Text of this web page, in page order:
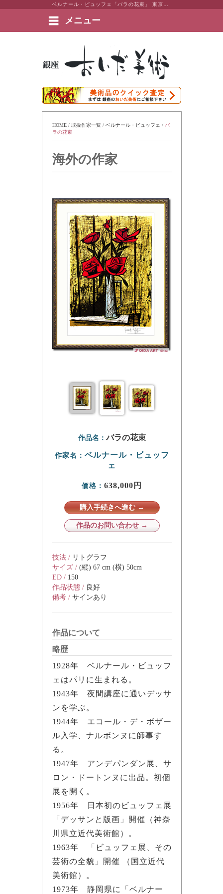
メニュー
絵画など美術品の販売と買取 | 東京・銀座 おいだ美術
HOME / 取扱作家一覧 / ベルナール・ビュッフェ / バ
ラの花束
海外の作家
作品名：バラの花束
作家名： ベルナール・ビュッフ
ェ
価格： 638,000円
購入手続きへ進む →
作品のお問い合わせ →
技法 / リトグラフ
サイズ / (縦) 67 cm (横) 50cm
ED / 150
作品状態 / 良好
備考 / サインあり
作品について
略歴
1928年 ベルナール・ビュッフ
ェはパリに生まれる。
1943年 夜間講座に通いデッサ
ンを学ぶ。
1944年 エコール・デ・ボザー
ル入学、ナルボンヌに師事す
る。
1947年 アンデパンダン展、サ
ロン・ドートンヌに出品。初個
展を開く。
1956年 日本初のビュッフェ展
「デッサンと版画」開催（神奈
川県立近代美術館）。
1963年 「ビュッフェ展、その
芸術の全貌」開催 （国立近代
美術館）。
1973年 静岡県に「ベルナー